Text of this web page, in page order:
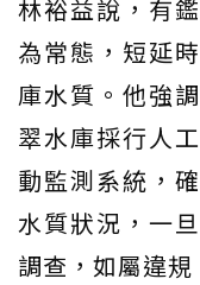
林裕益說，有
為常態，短延
庫水質。他強
翠水庫採行人
動監測系統，
水質狀況，一
調查，如屬違規